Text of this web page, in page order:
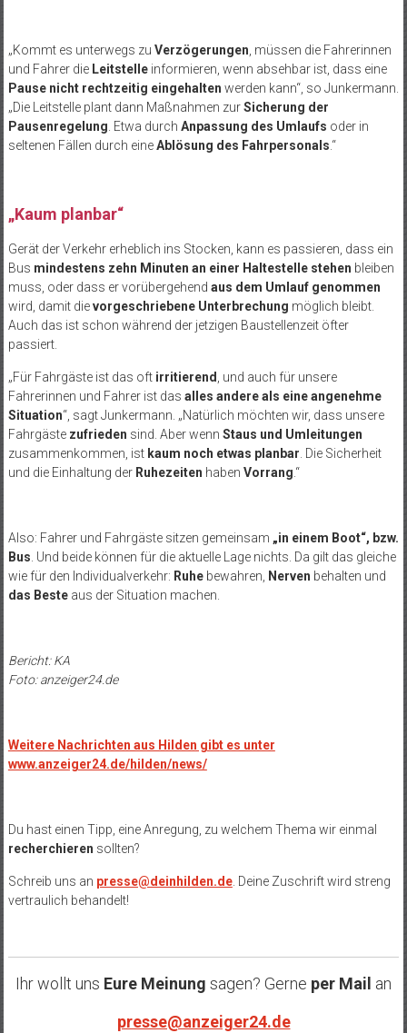
„Kommt es unterwegs zu Verzögerungen , müssen die Fahrerinnen
und Fahrer die Leitstelleinformieren, wenn absehbar ist, dass eine
Pause nicht rechtzeitig eingehalten werden kann“, so Junkermann.
„Die Leitstelle plant dann Maßnahmen zurSicherung der
Pausenregelung . Etwa durch Anpassung des Umlaufs oder in
seltenen Fällen durch eineAblösung des Fahrpersonals .“
„Kaum planbar“
Gerät der Verkehr erheblich ins Stocken, kann es passieren, dass ein
Bus mindestens zehn Minuten an einer Haltestelle stehen bleiben
muss, oder dass er vorübergehend aus dem Umlauf genommen
wird, damit dievorgeschriebene Unterbrechung möglich bleibt.
Auch das ist schon während der jetzigen Baustellenzeit öfter
passiert.
„Für Fahrgäste ist das oft irritierend
, und auch für unsere
Fahrerinnen und Fahrer ist das alles andere als eine angenehme
Situation“, sagt Junkermann. „Natürlich möchten wir, dass unsere
Fahrgäste zufrieden sind. Aber wenn Staus und Umleitungen
zusammenkommen, ist kaum noch etwas planbar . Die Sicherheit
und die Einhaltung der Ruhezeiten haben Vorrang .“
Also: Fahrer und Fahrgäste sitzen gemeinsam „in einem Boot“, bzw.
Bus . Und beide können für die aktuelle Lage nichts. Da gilt das gleiche
wie für den Individualverkehr: Ruhebewahren, Nerven behalten und
das Besteaus der Situation machen.
Bericht: KA
Foto: anzeiger24.de
Weitere Nachrichten aus Hilden gibt es unter
www.anzeiger24.de/hilden/news/
Du hast einen Tipp, eine Anregung, zu welchem Thema wir einmal
recherchieren sollten?
Schreib uns an presse@deinhilden.de. Deine Zuschrift wird streng
vertraulich behandelt!
Ihr wollt uns Eure Meinung sagen? Gerne per Mail an
presse@anzeiger24.de